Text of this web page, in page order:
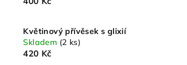
Květinový přívěsek s glixií
Skladem (2 ks)
420 Kč